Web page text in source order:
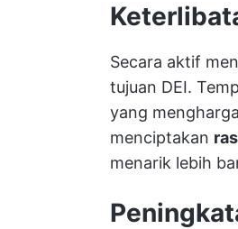
Secara aktif
tujuan DEI.
yang
menciptakan
menarik lebih